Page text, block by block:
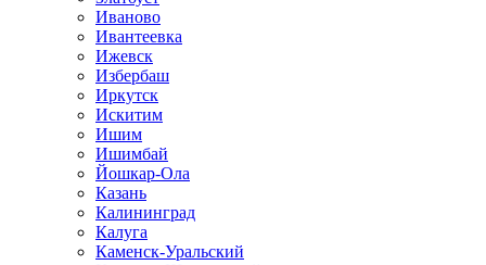
Иваново
Ивантеевка
Ижевск
Избербаш
Иркутск
Искитим
Ишим
Ишимбай
Йошкар-Ола
Казань
Калининград
Калуга
Каменск-Уральский